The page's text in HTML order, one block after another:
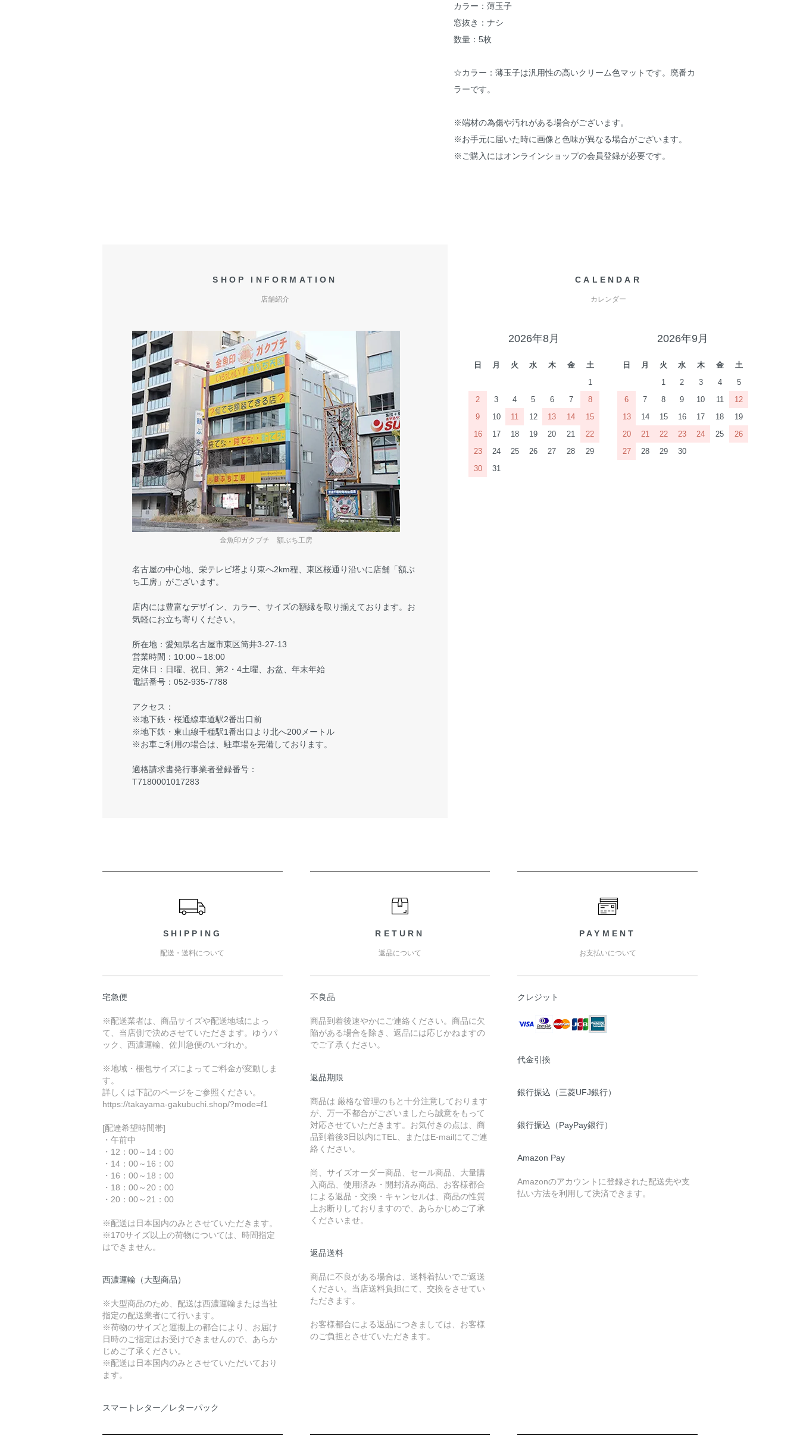
カラー：薄玉子
窓抜き：ナシ
数量：5枚
☆カラー：薄玉子は汎用性の高いクリーム色マットです。廃番カ
ラーです。
※端材の為傷や汚れがある場合がございます。
※お手元に届いた時に画像と色味が異なる場合がございます。
※ご購入にはオンラインショップの会員登録が必要です。
SHOP INFORMATION
店舗紹介
金魚印ガクブチ 額ぶち工房
名古屋の中心地、栄テレビ塔より東へ2km程、東区桜通り沿いに店舗「額ぶ
ち工房」がございます。
店内には豊富なデザイン、カラー、サイズの額縁を取り揃えております。お
気軽にお立ち寄りください。
所在地：愛知県名古屋市東区筒井3-27-13
営業時間：10:00～18:00
定休日：日曜、祝日、第2・4土曜、お盆、年末年始
電話番号：052-935-7788
アクセス：
※地下鉄・桜通線車道駅2番出口前
※地下鉄・東山線千種駅1番出口より北へ200メートル
※お車ご利用の場合は、駐車場を完備しております。
適格請求書発行事業者登録番号：
T7180001017283
CALENDAR
カレンダー
2026年8月
日 月 火 水 木 金
土
1
2
3 4 5 6 7
8
9
10 11 12 13 14
15
16
17 18 19 20 21
22
23
24 25 26 27 28
29
30
31
2026年9月
日 月 火 水 木 金
土
1
2 3 4
5
6
7 8 9 10 11
12
13
14 15 16 17 18
19
20
21 22 23 24 25
26
27
28 29 30
SHIPPING
配送・送料について
宅急便
※配送業者は、商品サイズや配送地域によっ
て、当店側で決めさせていただきます。ゆうパ
ック、西濃運輸、佐川急便のいづれか。
※地域・梱包サイズによってご料金が変動しま
す。
詳しくは下記のページをご参照ください。
https://takayama-gakubuchi.shop/?mode=f1
[配達希望時間帯]
・午前中
・12：00～14：00
・14：00～16：00
・16：00～18：00
・18：00～20：00
・20：00～21：00
※配送は日本国内のみとさせていただきます。
※170サイズ以上の荷物については、時間指定
はできません。
西濃運輸（大型商品）
※大型商品のため、配送は西濃運輸または当社
指定の配送業者にて行います。
※荷物のサイズと運搬上の都合により、お届け
日時のご指定はお受けできませんので、あらか
じめご了承ください。
※配送は日本国内のみとさせていただいており
ます。
スマートレター／レターパック
RETURN
返品について
不良品
商品到着後速やかにご連絡ください。商品に欠
陥がある場合を除き、返品には応じかねますの
でご了承ください。
返品期限
商品は 厳格な管理のもと十分注意しております
が、万一不都合がございましたら誠意をもって
対応させていただきます。お気付きの点は、商
品到着後3日以内にTEL、またはE-mailにてご連
絡ください。
尚、サイズオーダー商品、セール商品、大量購
入商品、使用済み・開封済み商品、お客様都合
による返品・交換・キャンセルは、商品の性質
上お断りしておりますので、あらかじめご了承
くださいませ。
返品送料
商品に不良がある場合は、送料着払いでご返送
ください。当店送料負担にて、交換をさせてい
ただきます。
お客様都合による返品につきましては、お客様
のご負担とさせていただきます。
PAYMENT
お支払いについて
クレジット
代金引換
銀行振込（三菱UFJ銀行）
銀行振込（PayPay銀行）
Amazon Pay
Amazonのアカウントに登録された配送先や支
払い方法を利用して決済できます。